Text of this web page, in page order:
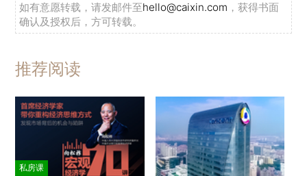
如有意愿转载，请发邮件至hello@caixin.com ，获得书面
确认及授权后，方可转载。
推荐阅读
私房课